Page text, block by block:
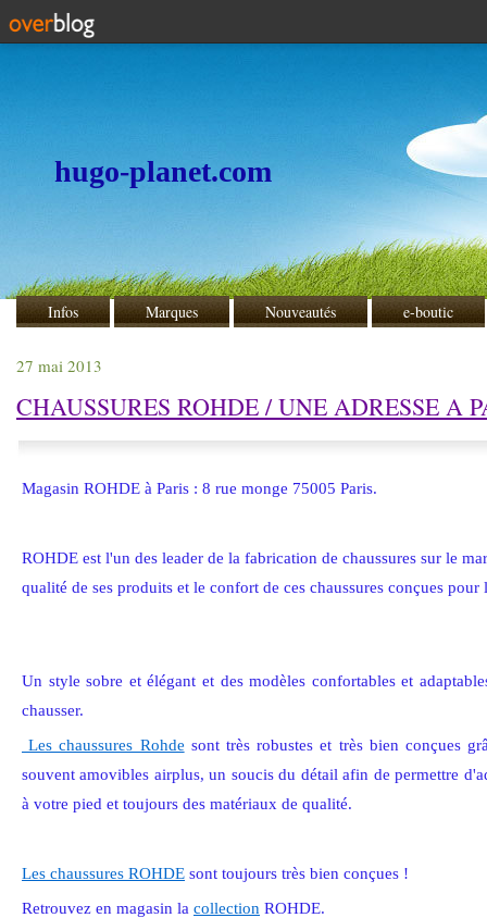
hugo-planet.com
Infos Marques Nouveautés e-boutic
27 mai 2013
CHAUSSURES ROHDE / UNE ADRESSE A
Magasin ROHDE à Paris : 8 rue monge 75005 Paris.
ROHDE est l'un des leader de la fabrication de chaussures sur le
qualité de ses produits et le confort de ces chaussures conçues
Un style sobre et élégant et des modèles confortables et
chausser.
Les chaussures Rohde sont très robustes et très bien conçues
souvent amovibles airplus, un soucis du détail afin de permettre
à votre pied et toujours des matériaux de qualité.
Les chaussures ROHDE sont toujours très bien conçues !
Retrouvez en magasin la collection ROHDE.